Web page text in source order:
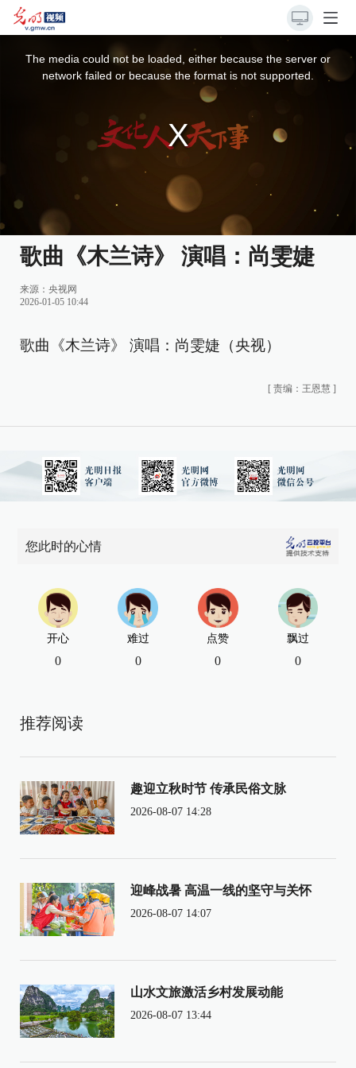
The media could not be loaded, either because the server or
network failed or because the format is not supported.
歌曲《木兰诗》 演唱：尚雯婕
来源： 央视网
2026-01-05 10:44
歌曲《木兰诗》 演唱：尚雯婕（央视）
[ 责编：王恩慧 ]
您此时的心情
开心
0
难过
0
点赞
0
飘过
0
推荐阅读
趣迎立秋时节 传承民俗文脉
2026-08-07 14:28
迎峰战暑 高温一线的坚守与关怀
2026-08-07 14:07
山水文旅激活乡村发展动能
2026-08-07 13:44